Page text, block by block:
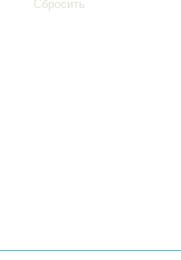
Сбросить